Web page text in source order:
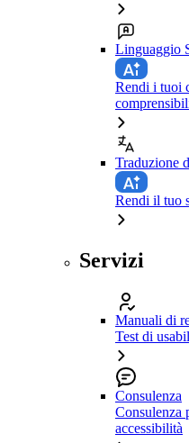
Linguaggio
Rendi i tuoi
Traduzione
Rendi il tuo
Servizi
Manuali di
Test di
Consulenza
Consulenza
accessibilità